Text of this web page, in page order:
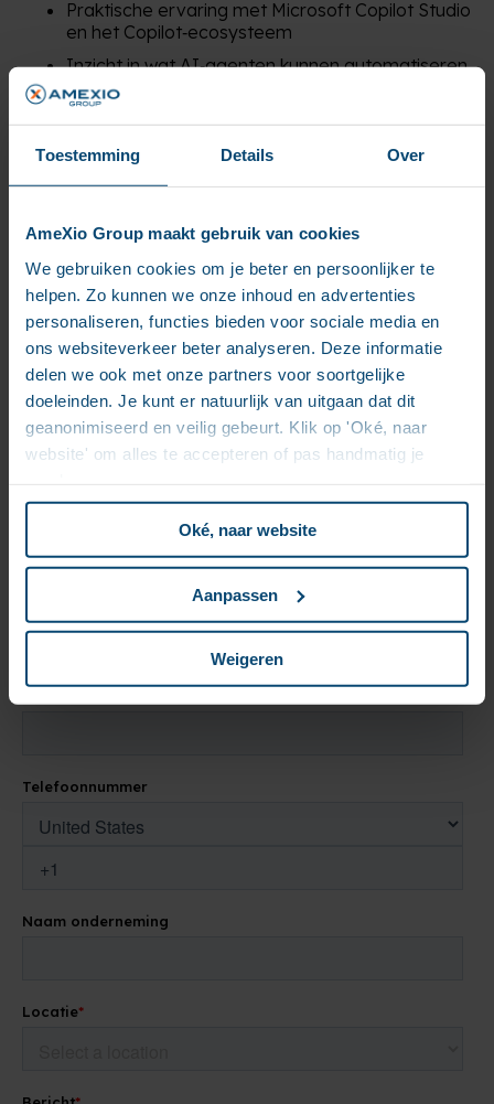
Toestemming Details Over
AmeXio Group maakt gebruik van cookies
We gebruiken cookies om je beter en persoonlijker te
helpen. Zo kunnen we onze inhoud en advertenties
personaliseren, functies bieden voor sociale media en
ons websiteverkeer beter analyseren. Deze informatie
delen we ook met onze partners voor soortgelijke
doeleinden. Je kunt er natuurlijk van uitgaan dat dit
geanonimiseerd en veilig gebeurt. Klik op 'Oké, naar
website' om alles te accepteren of pas handmatig je
Oké, naar website
Aanpassen
Weigeren
Praktische ervaring met Microsoft Copilot Studio
en het Copilot‑ecosysteem
Inzicht in wat AI‑agenten kunnen automatiseren
en waar de grenzen liggen
Kennis van out‑of‑the‑box integraties en hoe je
Jouw volgende stap
Heb je Agent in a Day gemist, of heb je specifieke
onderwerpen die je verder wilt verkennen? We gaan